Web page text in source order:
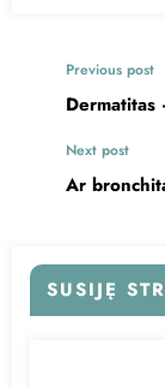
Previous post
Next post
Ar
SUSIJĘ